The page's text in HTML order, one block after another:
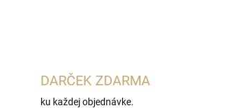
DARČEK ZDARMA
ku každej objednávke.